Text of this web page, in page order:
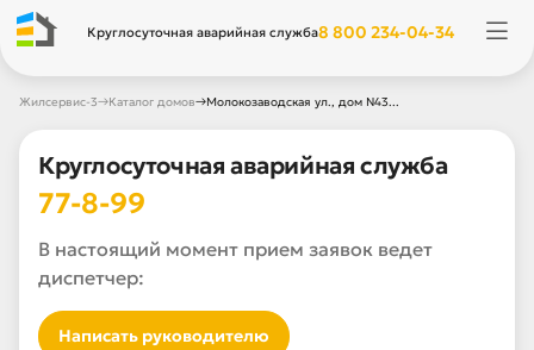
Круглосуточная аварийная служба8 800 234-04-34
Жилсервис-3→Каталог домов→Молокозаводская ул., дом N43...
Круглосуточная аварийная служба
77-8-99
В настоящий момент прием заявок ведет
диспетчер:
Написать руководителю